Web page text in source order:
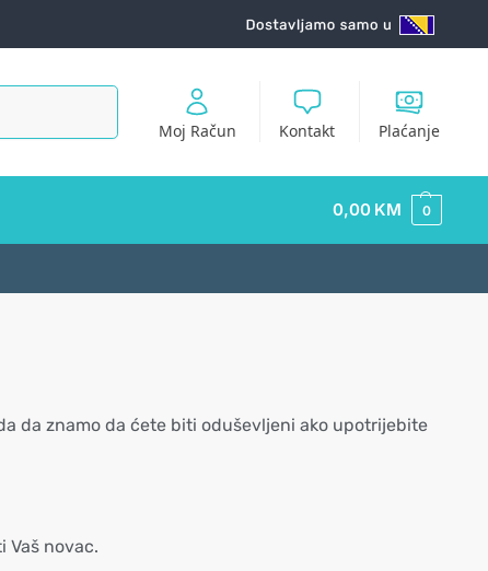
Moj Račun Kontakt Plaćanje
0,00 KM 0
da znamo da ćete biti oduševljeni ako upotrijebite
Vaš novac.